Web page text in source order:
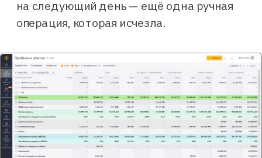
на следующий день — ещё одна ручная
операция, которая исчезла.
наконец-то доверять цифрам
из одного источника, а не куче
пользователей, качество
и объективность которых всегда
вызывали сомнения.
Все изменения в планах быстро
фиксируются и мгновенно
отражаются, что позволяет быстро
реагировать и принимать
соответствующие решения,